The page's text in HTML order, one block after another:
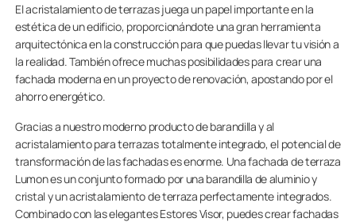
El acristalamiento de terrazas juega un papel importante en la
estética de un edificio, proporcionándote una gran herramienta
arquitectónica en la construcción para que puedas llevar tu visión a
la realidad. También ofrece muchas posibilidades para crear una
fachada moderna en un proyecto de renovación, apostando por el
ahorro energético.
Gracias a nuestro moderno producto de barandilla y al
acristalamiento para terrazas totalmente integrado, el potencial de
transformación de las fachadas es enorme. Una fachada de terraza
Lumon es un conjunto formado por una barandilla de aluminio y
cristal y un acristalamiento de terraza perfectamente integrados.
Combinado con las elegantes Estores Visor, puedes crear fachadas